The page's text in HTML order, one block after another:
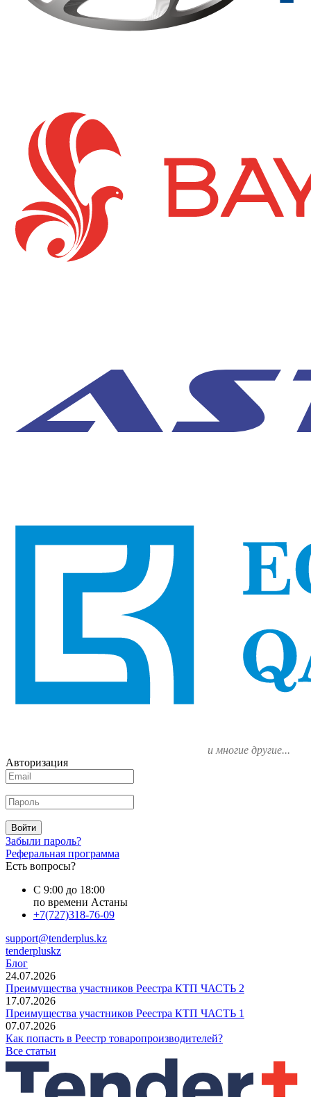
и многие другие...
Авторизация
Войти
Забыли пароль?
Реферальная программа
Есть вопросы?
С 9:00 до 18:00
по времени Астаны
+7(727)318-76-09
support@tenderplus.kz
tenderpluskz
Блог
24.07.2026
Преимущества участников Реестра КТП ЧАСТЬ 2
17.07.2026
Преимущества участников Реестра КТП ЧАСТЬ 1
07.07.2026
Как попасть в Реестр товаропроизводителей?
Все статьи